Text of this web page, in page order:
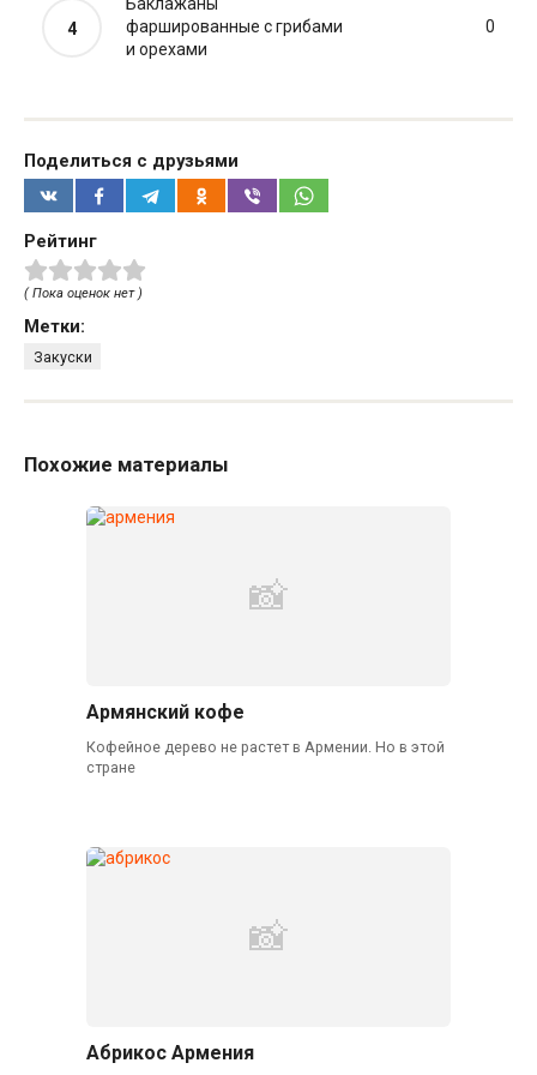
Баклажаны
фаршированные с грибами
и орехами
0
Поделиться с друзьями
Рейтинг
( Пока оценок нет )
Метки:
Закуски
Похожие материалы
Армянский кофе
Кофейное дерево не растет в Армении. Но в этой
стране
Абрикос Армения